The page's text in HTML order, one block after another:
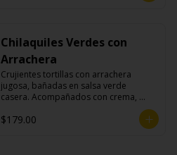
Chilaquiles Verdes con
Arrachera
Crujientes tortillas con arrachera
jugosa, bañadas en salsa verde
casera. Acompañados con crema,
$179.00